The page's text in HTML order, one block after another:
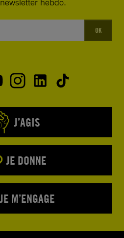
OK
J’AGIS
JE DONNE
JE M’ENGAGE